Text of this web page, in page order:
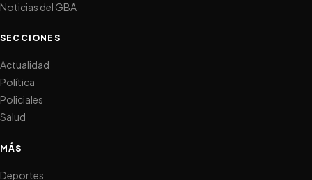
Noticias del GBA
SECCIONES
Actualidad
Política
Policiales
Salud
MÁS
Deportes